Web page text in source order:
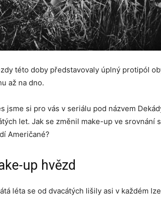
této doby představovaly úplný protipól
až na dno.
jsme si pro vás v seriálu pod názvem
let. Jak se změnil make-up ve srovnání
Američané?
up hvězd
léta se od dvacátých lišily asi v každém